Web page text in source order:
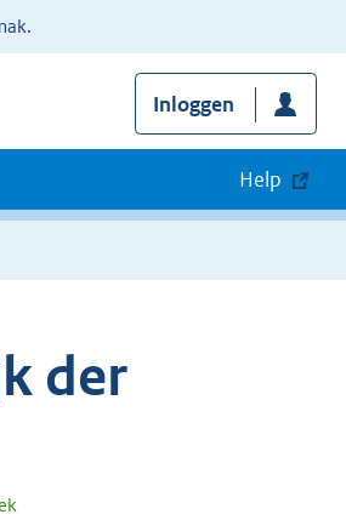
Inloggen
Help
der